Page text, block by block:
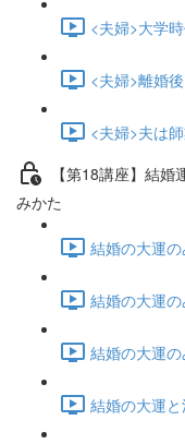
<夫婦>大学
<夫婦>離婚
<夫婦>夫は
【第18講座】結
みかた
結婚の大運
結婚の大運
結婚の大運
結婚の大運